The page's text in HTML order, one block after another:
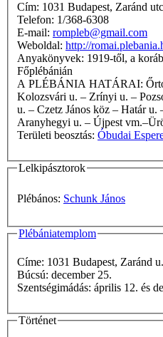
Cím: 1031 Budapest, Zaránd
Telefon: 1/368-6308
E-mail: rompleb@gmail.com
Weboldal: http://
Anyakönyvek: 1919-től, a korábbiak a Bp.-Óbudai
Főplébánián
A PLÉBÁNIA HATÁRAI: Őrtorony u. – Királyok u. –
Kolozsvári u. – Zrínyi u. –
u. – Czetz János köz – Határ u.
Aranyhegyi u. – Újpest
Területi beosztás: Óbudai
Lelkipásztorok
Plébános: Schunk János
Plébániatemplom
Címe: 1031 Budapest, Zaránd
Búcsú: december 25.
Szentségimádás: április
Történet